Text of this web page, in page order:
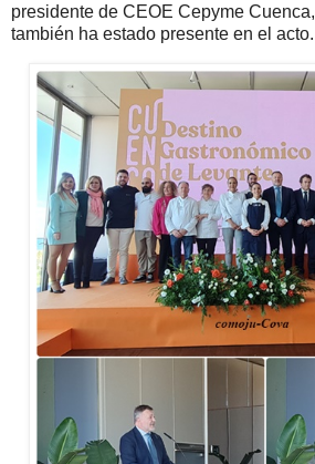
presidente de CEOE Cepyme Cuenca,
también ha estado presente en el acto.